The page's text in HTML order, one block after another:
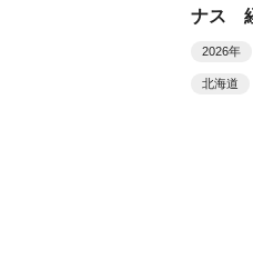
ナス
える地
2026年
北海道